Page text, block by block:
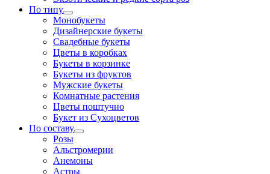
По типу
Монобукеты
Дизайнерские букеты
Свадебные букеты
Цветы в коробках
Букеты в корзинке
Букеты из фруктов
Мужские букеты
Комнатные растения
Цветы поштучно
Букет из Сухоцветов
По составу
Розы
Альстромерии
Анемоны
Астры